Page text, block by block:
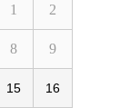
1 2
8 9
15 16